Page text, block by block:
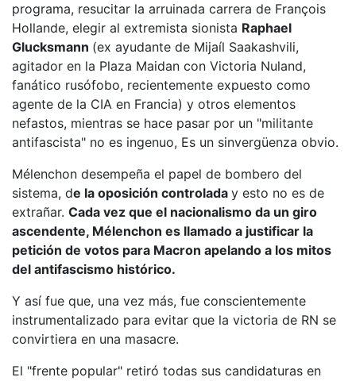
programa, resucitar la arruinada carrera de François
Hollande, elegir al extremista sionista Raphael
Glucksmann (ex ayudante de Mijaíl Saakashvili,
agitador en la Plaza Maidan con Victoria Nuland,
fanático rusófobo, recientemente expuesto como
agente de la CIA en Francia) y otros elementos
nefastos, mientras se hace pasar por un "militante
antifascista" no es ingenuo, Es un sinvergüenza obvio.
Mélenchon desempeña el papel de bombero del
sistema, de la oposición controlada y esto no es de
extrañar. Cada vez que el nacionalismo da un giro
ascendente, Mélenchon es llamado a justificar la
petición de votos para Macron apelando a los mitos
del antifascismo histórico.
Y así fue que, una vez más, fue conscientemente
instrumentalizado para evitar que la victoria de RN se
convirtiera en una masacre.
El "frente popular" retiró todas sus candidaturas en